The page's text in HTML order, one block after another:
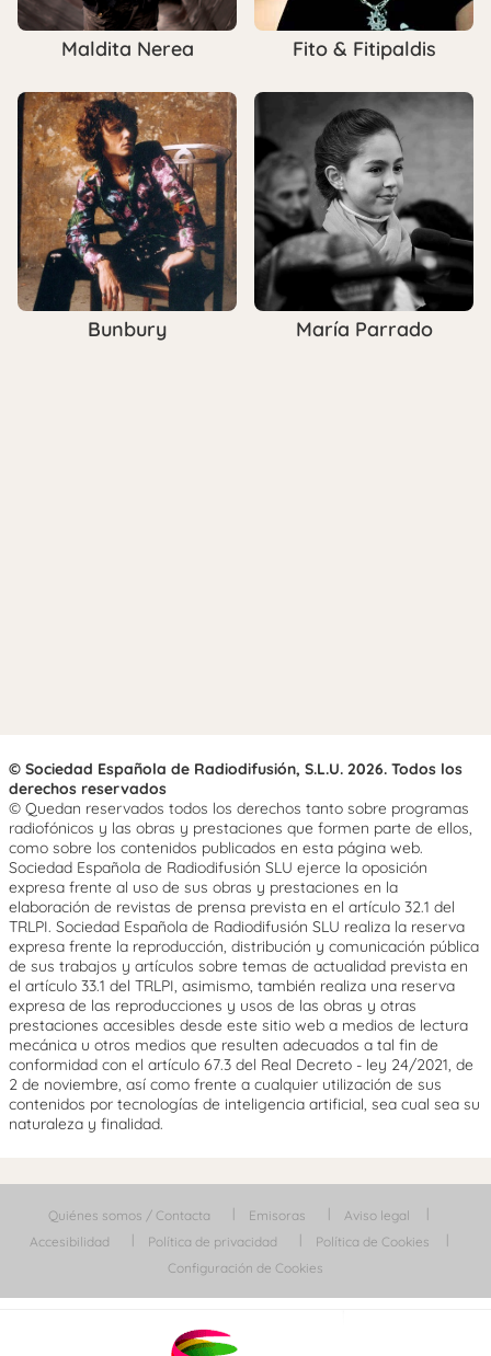
Maldita Nerea Fito & Fitipaldis
Bunbury María Parrado
© Sociedad Española de Radiodifusión, S.L.U. 2026. Todos los
derechos reservados
© Quedan reservados todos los derechos tanto sobre programas
radiofónicos y las obras y prestaciones que formen parte de ellos,
como sobre los contenidos publicados en esta página web.
Sociedad Española de Radiodifusión SLU ejerce la oposición
expresa frente al uso de sus obras y prestaciones en la
elaboración de revistas de prensa prevista en el artículo 32.1 del
TRLPI. Sociedad Española de Radiodifusión SLU realiza la reserva
expresa frente la reproducción, distribución y comunicación pública
de sus trabajos y artículos sobre temas de actualidad prevista en
el artículo 33.1 del TRLPI, asimismo, también realiza una reserva
expresa de las reproducciones y usos de las obras y otras
prestaciones accesibles desde este sitio web a medios de lectura
mecánica u otros medios que resulten adecuados a tal fin de
conformidad con el artículo 67.3 del Real Decreto - ley 24/2021, de
2 de noviembre, así como frente a cualquier utilización de sus
contenidos por tecnologías de inteligencia artificial, sea cual sea su
naturaleza y finalidad.
Quiénes somos / Contacta Emisoras
Aviso legal
Accesibilidad
Política de privacidad
Política de Cookies
Configuración de Cookies